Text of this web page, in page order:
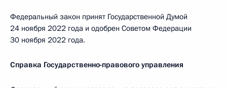
Федеральный закон принят Государственной Думой
24 ноября 2022 года и одобрен Советом Федерации
30 ноября 2022 года.
Справка Государственно-правового управления